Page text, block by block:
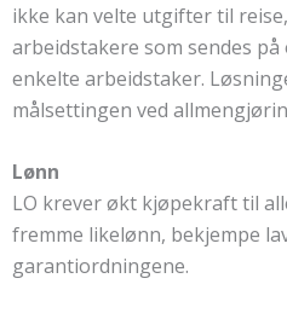
ikke kan velte utgifter til
arbeidstakere som sendes
enkelte arbeidstaker.
målsettingen ved
Lønn
LO krever økt kjøpekraft til
fremme likelønn, bekjempe
garantiordningene.